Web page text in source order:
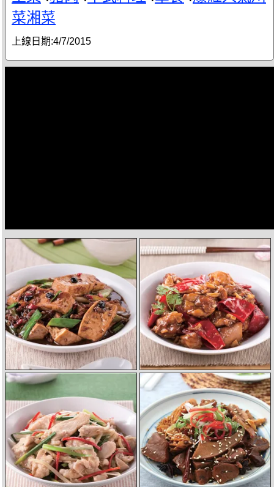
菜湘菜
上線日期:4/7/2015